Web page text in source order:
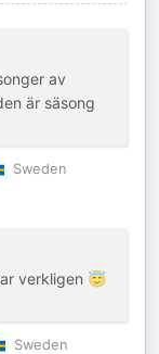
av
är säsong
Sweden
verkligen 😇
Sweden